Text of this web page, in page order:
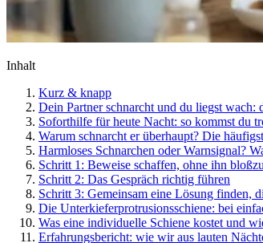
Inhalt
Kurz & knapp
Dein Partner schnarcht und du liegst wach:
Soforthilfe für heute Nacht: so kommst du
Warum schnarcht er überhaupt? Die
Harmloses Schnarchen oder Warnsignal?
Schritt 1: Beweise schaffen, ohne ihn
Schritt 2: Das Gespräch richtig führen
Schritt 3: Gemeinsam eine Lösung finden,
Die Unterkieferprotrusionsschiene: bei
Was eine individuelle Schiene kostet und
Erfahrungsbericht: wie wir aus lauten